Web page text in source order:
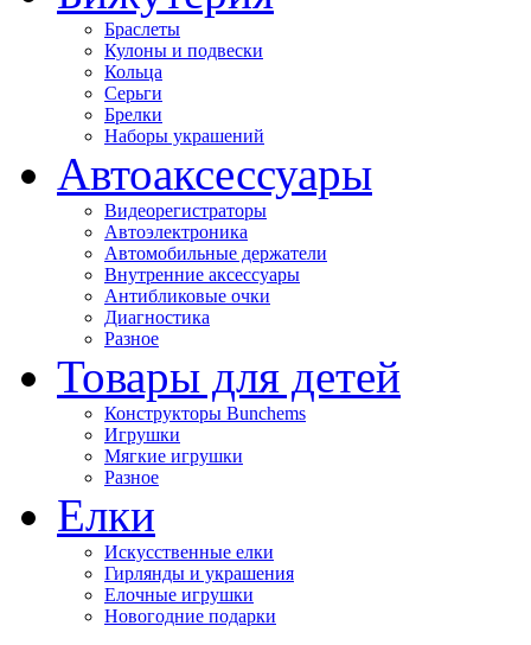
Браслеты
Кулоны и подвески
Кольца
Серьги
Брелки
Наборы украшений
Автоаксессуары
Видеорегистраторы
Автоэлектроника
Автомобильные держатели
Внутренние аксессуары
Антибликовые очки
Диагностика
Разное
Товары для детей
Конструкторы Bunchems
Игрушки
Мягкие игрушки
Разное
Елки
Искусственные елки
Гирлянды и украшения
Елочные игрушки
Новогодние подарки